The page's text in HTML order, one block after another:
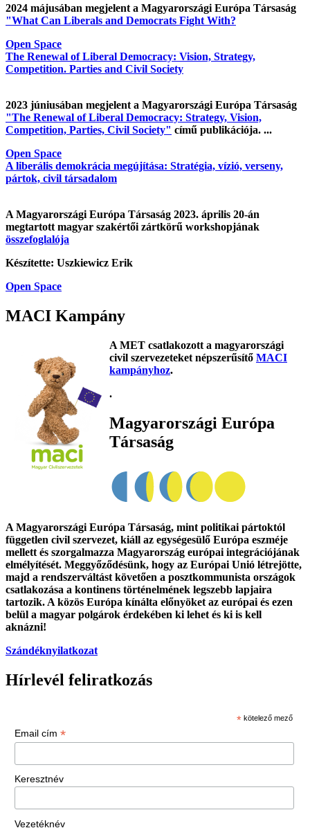
2024 májusában megjelent a Magyarországi Európa Társaság
"What Can Liberals and Democrats Fight With?
Open Space
The Renewal of Liberal Democracy: Vision, Strategy,
Competition. Parties and Civil Society
2023 júniusában megjelent a Magyarországi Európa Társaság
"The Renewal of Liberal Democracy: Strategy, Vision,
Competition, Parties, Civil Society" című publikációja. ...
Open Space
A liberális demokrácia megújítása: Stratégia, vízió, verseny,
pártok, civil társadalom
A Magyarországi Európa Társaság 2023. április 20-án
megtartott magyar szakértői zártkörű workshopjának
összefoglalója
Készítette: Uszkiewicz Erik
Open Space
MACI Kampány
A MET csatlakozott a magyarországi
civil szervezeteket népszerűsítő MACI
kampányhoz.
.
Magyarországi Európa
Társaság
A Magyarországi Európa Társaság, mint politikai pártoktól
független civil szervezet, kiáll az egységesülő Európa eszméje
mellett és szorgalmazza Magyarország európai integrációjának
elmélyítését. Meggyőződésünk, hogy az Európai Unió létrejötte,
majd a rendszerváltást követően a posztkommunista országok
csatlakozása a kontinens történelmének legszebb lapjaira
tartozik. A közös Európa kínálta előnyöket az európai és ezen
belül a magyar polgárok érdekében ki lehet és ki is kell
aknázni!
Szándéknyilatkozat
Hírlevél feliratkozás
* kötelező mező
Email cím *
Keresztnév
Vezetéknév